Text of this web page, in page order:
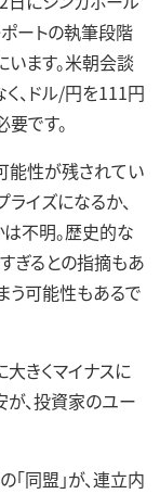
ートの執筆段階
ます。米朝会談
、ドル/円を111円
です。
能性が残されてい
ライズになるか、
は不明。歴史的な
ぎるとの指摘もあ
う可能性もあるで
きくマイナスに
が、投資家のユー
同盟」が、連立内